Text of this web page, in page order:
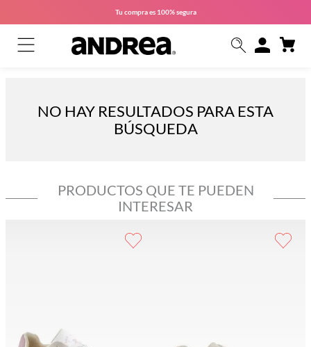
Tu compra es 100% segura
NO HAY RESULTADOS PARA ESTA
BÚSQUEDA
PRODUCTOS QUE TE PUEDEN
INTERESAR